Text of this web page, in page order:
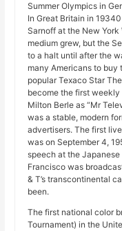
Summer Olympics in
In Great Britain in
Sarnoff at the New York
medium grew, but the
to a halt until after the
many Americans to buy
popular Texaco Star
become the first
Milton Berle as “Mr
was a stable, modern
advertisers. The first
was on September 4,
speech at the
Francisco was
& T’s transcontinental
been.
The first national color
Tournament) in the